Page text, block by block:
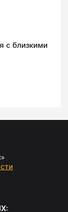
с близкими
»